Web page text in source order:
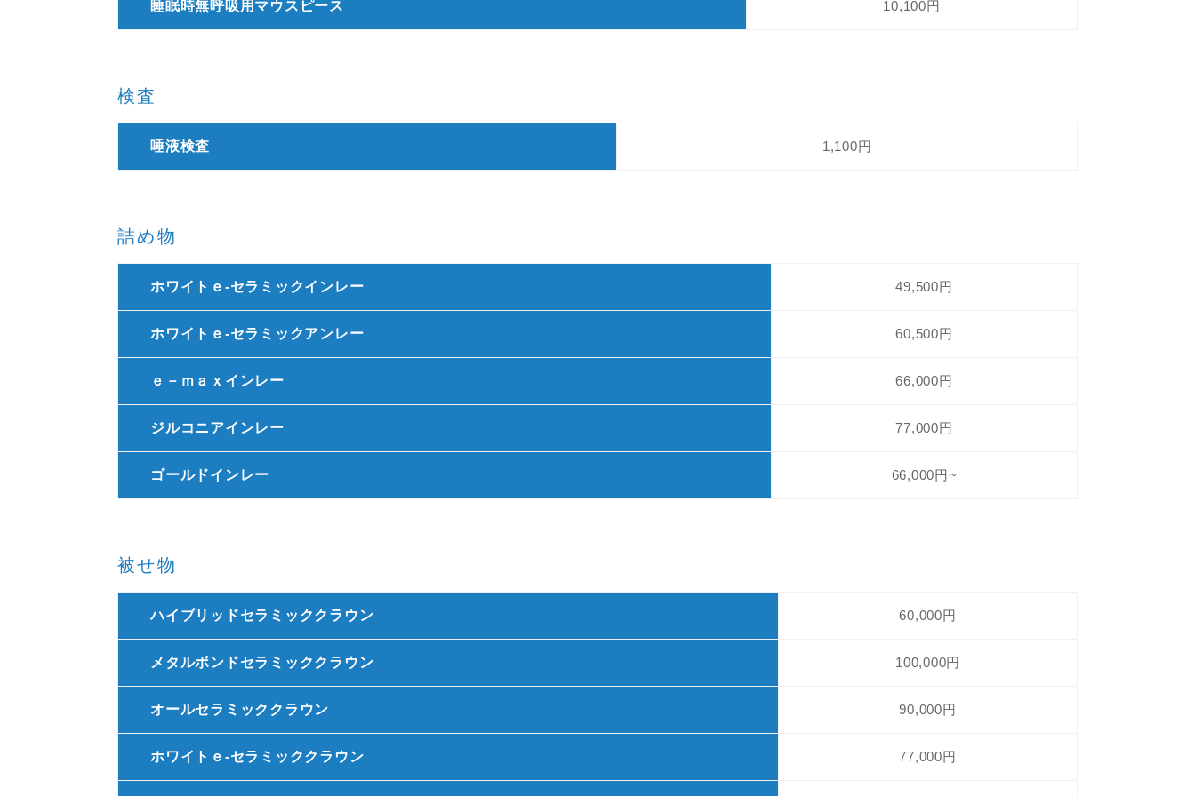
睡眠時無呼吸用マウスピース 10,100円
検査
唾液検査 1,100円
詰め物
ホワイトｅ-セラミックインレー 49,500円
ホワイトｅ-セラミックアンレー 60,500円
ｅ－ｍａｘインレー 66,000円
ジルコニアインレー 77,000円
ゴールドインレー 66,000円~
被せ物
ハイブリッドセラミッククラウン 60,000円
メタルボンドセラミッククラウン 100,000円
オールセラミッククラウン 90,000円
ホワイトｅ-セラミッククラウン 77,000円